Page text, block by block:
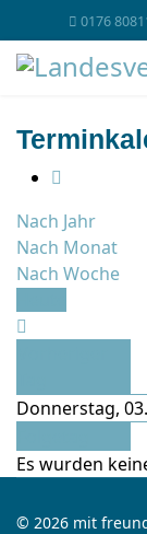
0176
Nach Jahr
Nach Monat
Nach Woche
Donnerstag,
Es wurden
© 2026 mit